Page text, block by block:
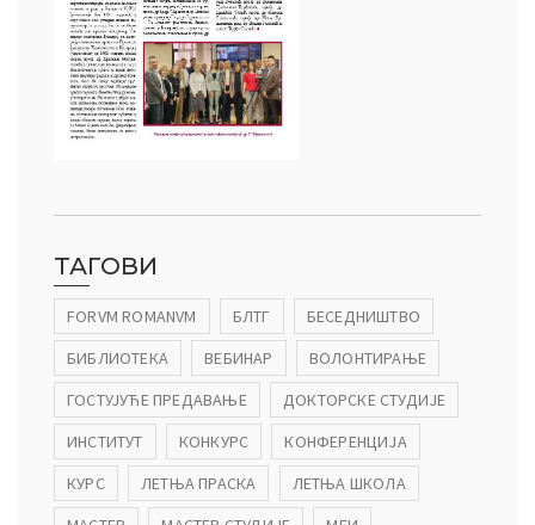
ТАГОВИ
FORVM ROMANVM БЛТГ
БЕСЕДНИШТВО
БИБЛИОТЕКА
ВЕБИНАР
ВОЛОНТИРАЊЕ
ГОСТУЈУЋЕ ПРЕДАВАЊЕ
ДОКТОРСКЕ СТУДИЈЕ
ИНСТИТУТ
КОНКУРС
КОНФЕРЕНЦИЈА
КУРС
ЛЕТЊА ПРАСКА
ЛЕТЊА ШКОЛА